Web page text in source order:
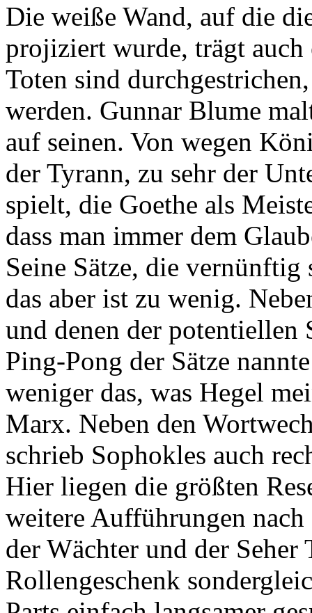
Die weiße Wand, auf die
projiziert wurde, trägt auch
Toten sind
werden. Gunnar Blume
auf seinen. Von wegen
der Tyrann, zu sehr der
spielt, die Goethe als
dass man immer dem
Seine Sätze, die
das aber ist zu wenig.
und denen der potentiellen
Ping-Pong der Sätze
weniger das, was Hegel
Marx. Neben den
schrieb Sophokles auch
Hier liegen die größten
weitere Aufführungen
der Wächter und der Seher
Rollengeschenk